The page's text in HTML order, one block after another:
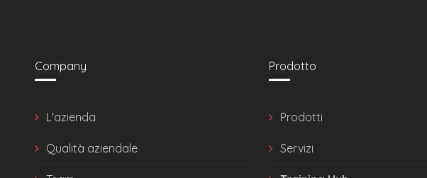
Company
L'azienda
Qualità aziendale
Prodotto
Prodotti
Servizi